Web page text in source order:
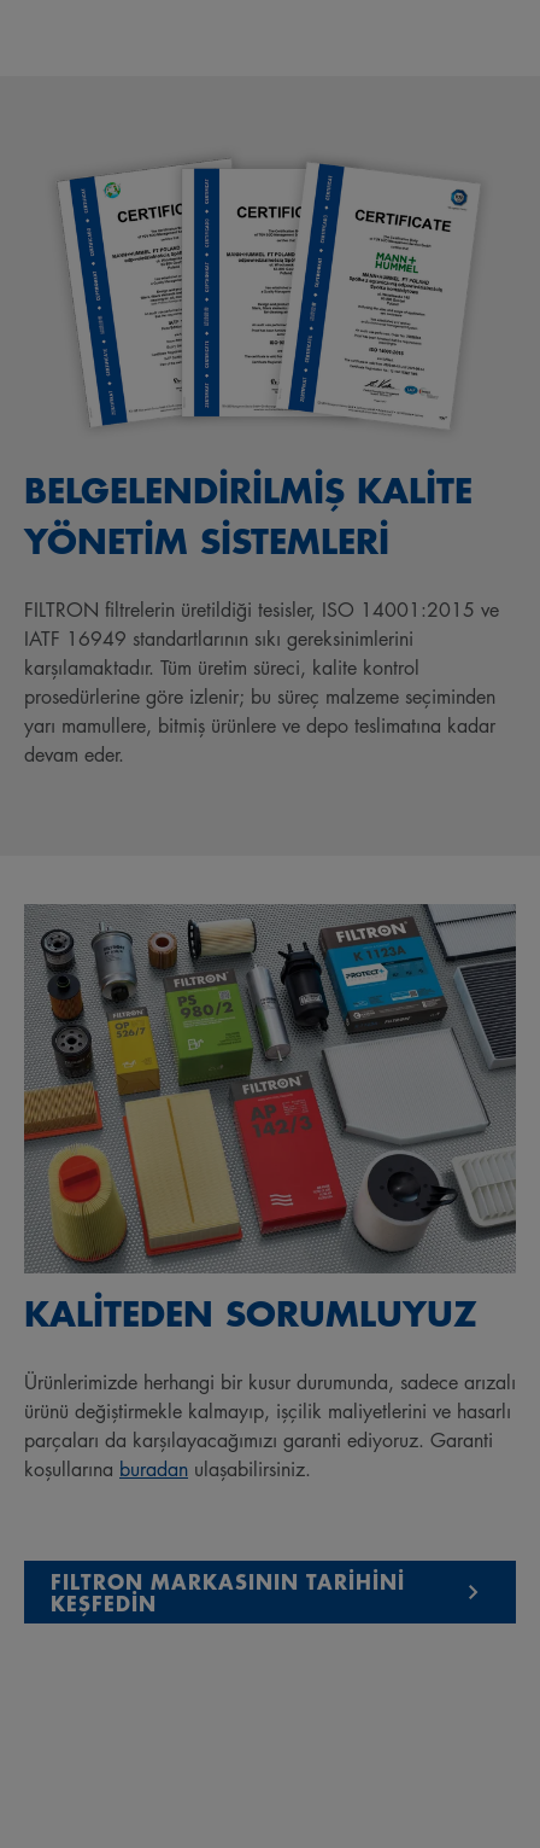
BELGELENDİRİLMİŞ KALİTE
YÖNETİM SİSTEMLERİ
FILTRON filtrelerin üretildiği tesisler, ISO 14001:2015 ve
IATF 16949 standartlarının sıkı gereksinimlerini
karşılamaktadır. Tüm üretim süreci, kalite kontrol
prosedürlerine göre izlenir; bu süreç malzeme seçiminden
yarı mamullere, bitmiş ürünlere ve depo teslimatına kadar
devam eder.
KALİTEDEN SORUMLUYUZ
Ürünlerimizde herhangi bir kusur durumunda, sadece arızalı
ürünü değiştirmekle kalmayıp, işçilik maliyetlerini ve hasarlı
parçaları da karşılayacağımızı garanti ediyoruz. Garanti
koşullarına buradan ulaşabilirsiniz.
FILTRON MARKASININ TARİHİNİ
KEŞFEDİN